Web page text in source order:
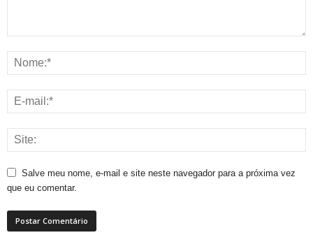
Salve meu nome, e-mail e site neste navegador para a próxima vez
que eu comentar.